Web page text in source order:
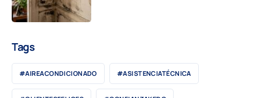
Tags
#AIREACONDICIONADO #ASISTENCIATÉCNICA